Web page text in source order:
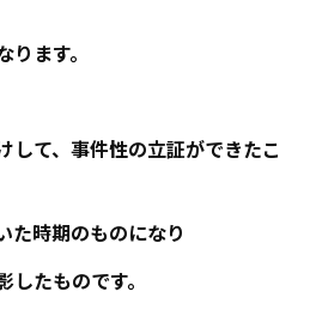
ます。
して、事件性の立証ができたこ
た時期のものになり
たものです。